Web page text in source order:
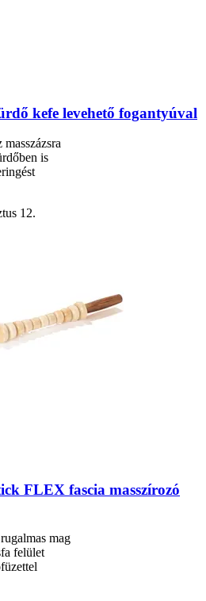
kefe levehető fogantyúval
is
12.
FLEX fascia masszírozó
mag
felület